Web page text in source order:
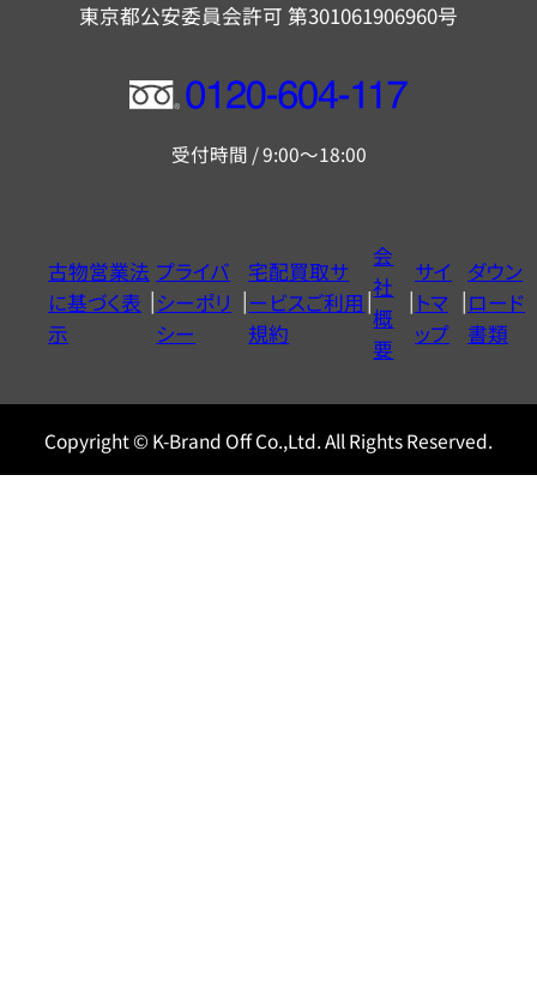
東京都公安委員会許可 第301061906960号
フ
ー
ヤ
ル
0120604117
受付時間 / 9:00～18:00
古物営業法
に基づく表
示
プライバ
シーポリ
シー
宅配買取サ
ービスご利用
規約
会
社
概
要
サイ
トマ
ップ
ダウン
ロード
書類
Copyright © K-Brand Off Co.,Ltd. All Rights Reserved.